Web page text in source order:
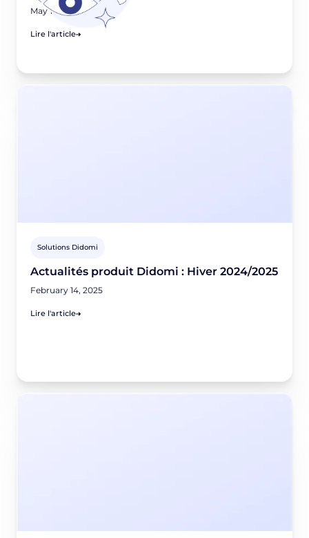
May 13, 2025
Lire l'article
Solutions Didomi
Actualités produit Didomi : Hiver 2024/2025
February 14, 2025
Lire l'article